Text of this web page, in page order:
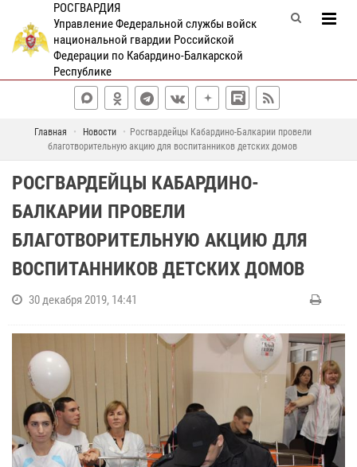
РОСГВАРДИЯ
Управление Федеральной службы войск
национальной гвардии Российской
Федерации по Кабардино-Балкарской
Республике
Главная Новости
Росгвардейцы Кабардино-Балкарии провели
благотворительную акцию для воспитанников детских домов
РОСГВАРДЕЙЦЫ КАБАРДИНО-
БАЛКАРИИ ПРОВЕЛИ
БЛАГОТВОРИТЕЛЬНУЮ АКЦИЮ ДЛЯ
ВОСПИТАННИКОВ ДЕТСКИХ ДОМОВ
30 декабря 2019, 14:41